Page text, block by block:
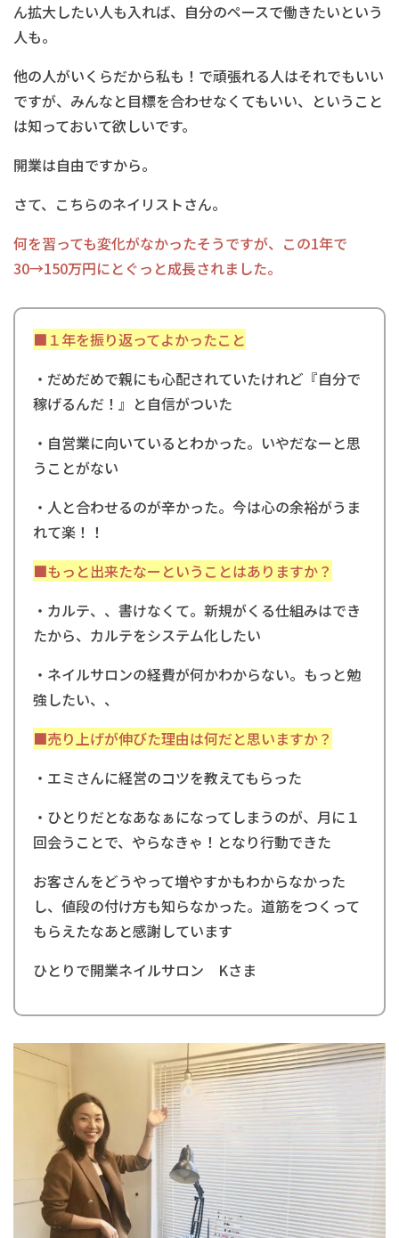
ん拡大したい人も入れば、自分のペースで働きたいという
人も。
他の人がいくらだから私も！で頑張れる人はそれでもいい
ですが、みんなと目標を合わせなくてもいい、 ということ
は知っておいて欲しいです。
開業は自由ですから。
さて、こちらのネイリストさん。
何を習っても変化がなかったそうですが、 この1年で
30→150万円にとぐっと成長されました。
■１年を振り返ってよかったこと
・だめだめで親にも心配されていたけれど『自分で
稼げるんだ！』と自信がついた
・自営業に向いているとわかった。いやだなーと思
うことがない
・人と合わせるのが辛かった。今は心の余裕がうま
れて楽！！
■もっと出来たなーということはありますか？
・カルテ、、書けなくて。新規がくる仕組みはでき
たから、 カルテをシステム化したい
・ネイルサロンの経費が何かわからない。もっと勉
強したい、、
■売り上げが伸びた理由は何だと思いますか？
・エミさんに経営のコツを教えてもらった
・ひとりだとなあなぁになってしまうのが、月に１
回会うことで、やらなきゃ！となり行動できた
お客さんをどうやって増やすかもわからなかった
し、値段の付け方も知らなかった。道筋をつくって
もらえたなあと感謝しています
ひとりで開業ネイルサロン Kさま